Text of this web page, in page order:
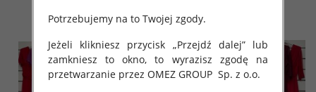
Potrzebujemy na to Twojej zgody.
Jeżeli klikniesz przycisk „Przejdź dalej” lub
zamkniesz to okno, to wyrazisz zgodę na
przetwarzanie przez OMEZ GROUP Sp. z o.o.